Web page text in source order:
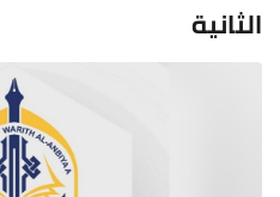
الثانية